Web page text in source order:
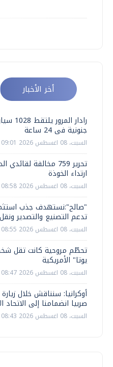
أخر الأخبار
رادار
جنونية فى 24 ساعة
السبت، 08 اغسطس 2026 09:01 ص
تحرير 759 مخالفة
ارتداء الخوذة
السبت، 08 اغسطس 2026 08:58 ص
"صالح":نستهدف جذب
تدعم التصنيع والتصدير ونقل
السبت، 08 اغسطس 2026 08:55 ص
تحطّم مروحية كانت تقل
يوتا" الأمريكية
السبت، 08 اغسطس 2026 08:47 ص
أوكرانيا: سنناقش خلال
صربيا انضمامنا إلى الاتحاد
السبت، 08 اغسطس 2026 08:43 ص